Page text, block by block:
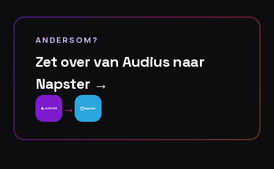
ANDERSOM?
Zet over van Audius naar
Napster →
→